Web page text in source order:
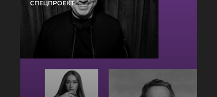
СПЕЦПРОЕКТ